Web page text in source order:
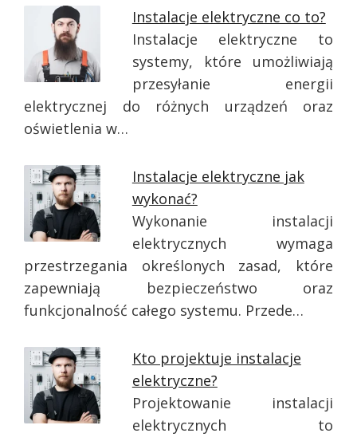
Instalacje elektryczne co to?
Instalacje elektryczne to
systemy, które umożliwiają
przesyłanie energii
elektrycznej do różnych urządzeń oraz
oświetlenia w…
Instalacje elektryczne jak
wykonać?
Wykonanie instalacji
elektrycznych wymaga
przestrzegania określonych zasad, które
zapewniają bezpieczeństwo oraz
funkcjonalność całego systemu. Przede…
Kto projektuje instalacje
elektryczne?
Projektowanie instalacji
elektrycznych to